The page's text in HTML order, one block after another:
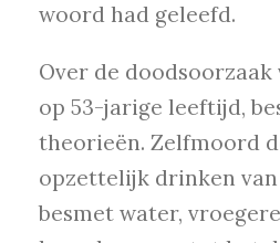
woord had geleefd.
Over de doodsoorzaak
op 53-jarige leeftijd,
theorieën. Zelfmoord
opzettelijk drinken
besmet water,